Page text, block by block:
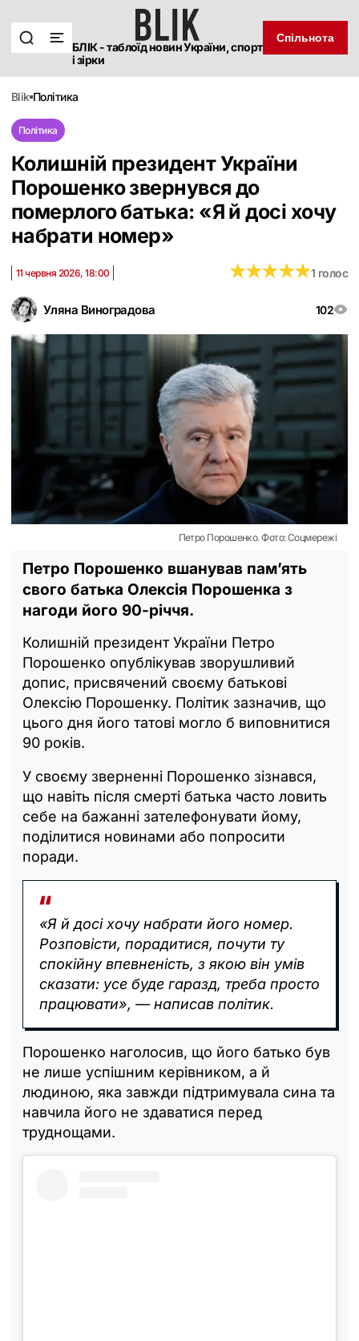
БЛІК - таблоїд новин України, спорт
і зірки
Спільнота
blik політика
Політика
Колишній президент України
Порошенко звернувся до
померлого батька: «Я й досі хочу
набрати номер‎»
Уляна Виноградова 102
11 червня 2026, 18:00 ★★★★★
★★★★★1 голос
Петро Порошенко. Фото: Соцмережі
Петро Порошенко вшанував пам’ять
свого батька Олексія Порошенка з
нагоди його 90-річчя.
Колишній президент України Петро
Порошенко опублікував зворушливий
допис, присвячений своєму батькові
Олексію Порошенку. Політик зазначив, що
цього дня його татові могло б виповнитися
90 років.
У своєму зверненні Порошенко зізнався,
що навіть після смерті батька часто ловить
себе на бажанні зателефонувати йому,
поділитися новинами або попросити
поради.
«Я й досі хочу набрати його номер.
Розповісти, порадитися, почути ту
спокійну впевненість, з якою він умів
сказати: усе буде гаразд, треба просто
працювати», — написав політик.
Порошенко наголосив, що його батько був
не лише успішним керівником, а й
людиною, яка завжди підтримувала сина та
навчила його не здаватися перед
труднощами.